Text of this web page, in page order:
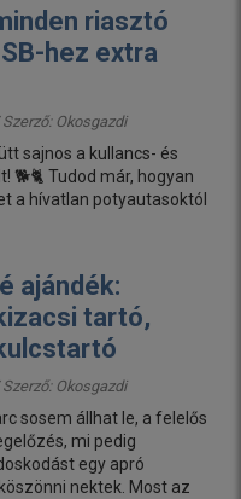
riasztó
hez extra
Okosgazdi
sajnos a kullancs- és
🐕🐈 Tudod már, hogyan
a hívatlan potyautasoktól
ajándék:
tartó,
Okosgazdi
sosem állhat le, a felelős
mi pedig
egy apró
nektek. Most az